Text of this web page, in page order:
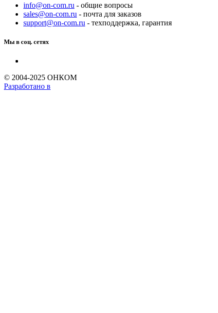
info@on-com.ru - общие вопросы
sales@on-com.ru - почта для заказов
support@on-com.ru - техподдержка, гарантия
Мы в соц. сетях
© 2004-2025 ОНКОМ
Разработано в